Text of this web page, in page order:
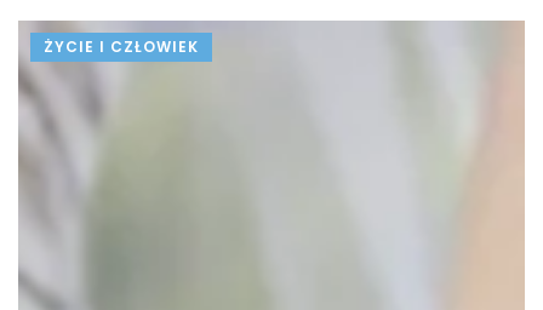
ŻYCIE I CZŁOWIEK